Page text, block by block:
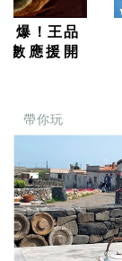
提
報
爆！王品
數應援開
帶你玩